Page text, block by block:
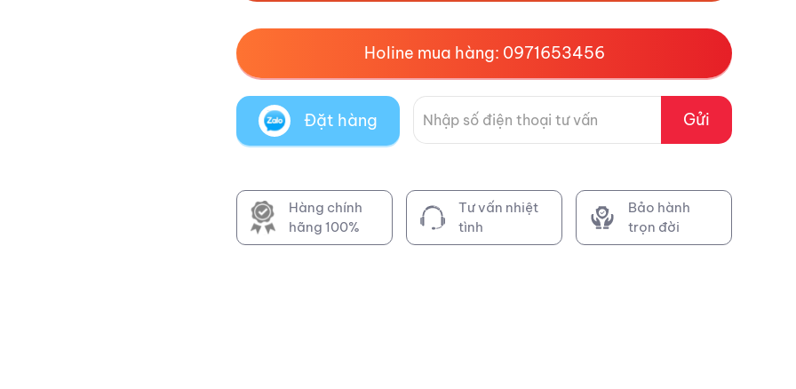
Holine mua hàng: 0971653456
Đặt hàng Gửi
Hàng chính
hãng 100%
Tư vấn nhiệt
tình
Bảo hành
trọn đời